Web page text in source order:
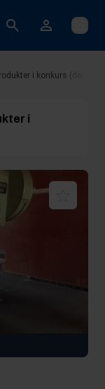
Öppna
i konkurs (del 2)
i